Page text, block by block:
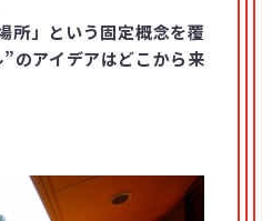
所」という固定概念を覆
のアイデアはどこから来